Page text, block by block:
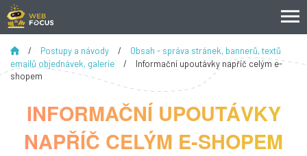
INFORMAČNÍ UPOUTÁVKY
NAPŘÍČ CELÝM E-SHOPEM
/ Postupy a návody /
Obsah - správa stránek, bannerů, textů
emailů objednávek, galerie
/
Informační upoutávky napříč celým e-
shopem